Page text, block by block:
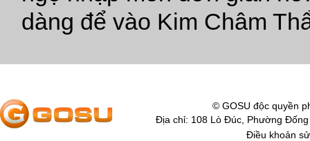
dàng để vào Kim Châm
© GOSU độc quyền
Địa chỉ: 108 Lò Đúc, Phường
Điều khoản